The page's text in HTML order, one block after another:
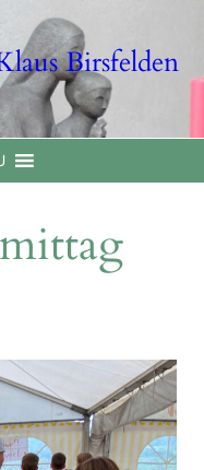
Birsfelden